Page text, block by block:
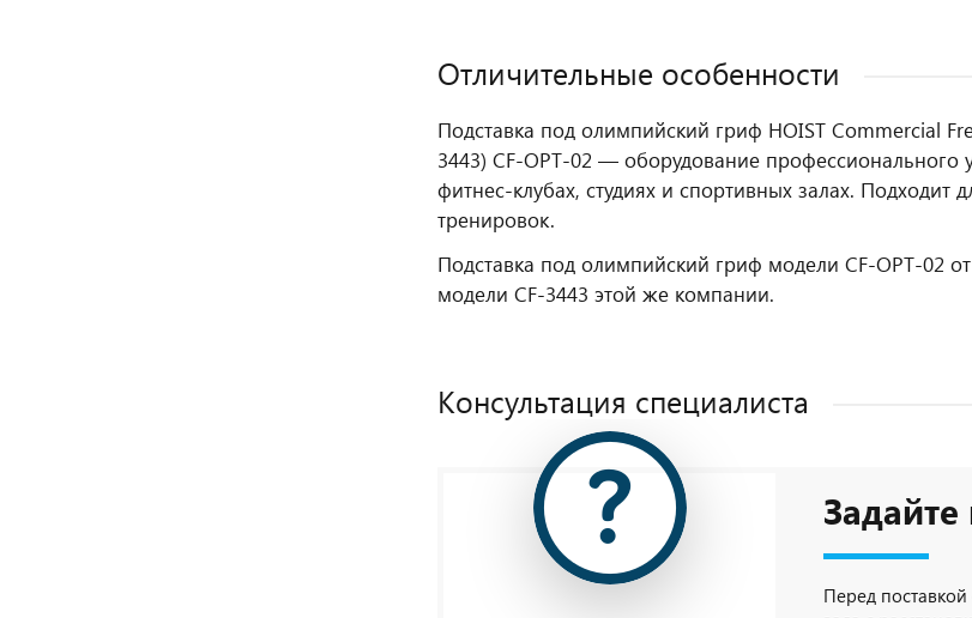
Отличительные особенности
Подставка под олимпийский гриф HOIST Commercial
3443) CF-OPT-02 — оборудование профессионального
фитнес‑клубах, студиях и спортивных залах. Подходит
тренировок.
Подставка под олимпийский гриф модели СF-OPT-02
модели CF-3443 этой же компании.
Консультация специалиста
Перед